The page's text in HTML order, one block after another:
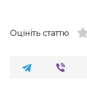
Оцініть статтю